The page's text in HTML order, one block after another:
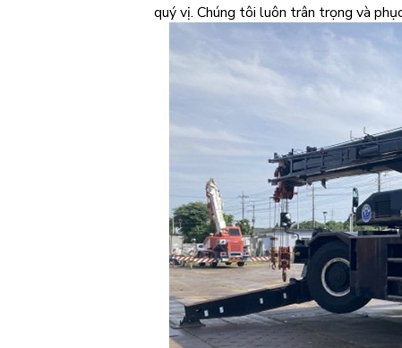
quý vị. Chúng tôi luôn trân trọng và